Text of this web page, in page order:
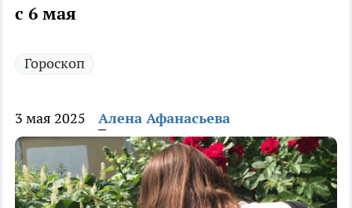
с 6 мая
Гороскоп
3 мая 2025 Алена Афанасьева